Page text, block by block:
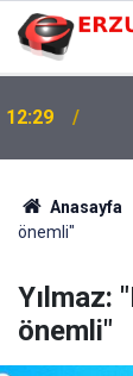
12:29
Anasayfa
önemli"
Yılmaz:
önemli"